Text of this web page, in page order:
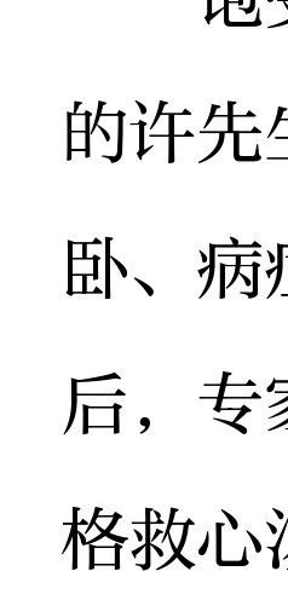
的许
卧、
后，
格救心